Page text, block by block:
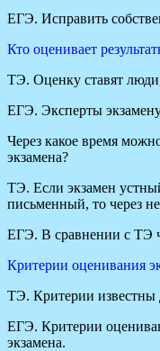
ЕГЭ. Исправить
Кто оценивает
ТЭ. Оценку ставят
ЕГЭ. Эксперты
Через какое время
экзамена?
ТЭ. Если экзамен
письменный, то через
ЕГЭ. В сравнении с ТЭ
Критерии оценивания
ТЭ. Критерии известны
ЕГЭ. Критерии
экзамена.